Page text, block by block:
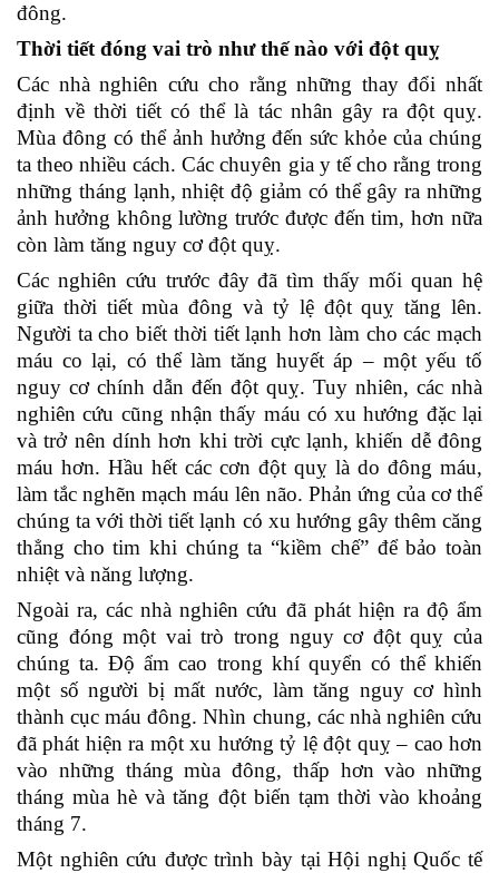
đông.
Thời tiết đóng vai trò như thế nào với đột quỵ
Các nhà nghiên cứu cho rằng những thay đổi nhất
định về thời tiết có thể là tác nhân gây ra đột quỵ.
Mùa đông có thể ảnh hưởng đến sức khỏe của chúng
ta theo nhiều cách. Các chuyên gia y tế cho rằng trong
những tháng lạnh, nhiệt độ giảm có thể gây ra những
ảnh hưởng không lường trước được đến tim, hơn nữa
còn làm tăng nguy cơ đột quỵ.
Các nghiên cứu trước đây đã tìm thấy mối quan hệ
giữa thời tiết mùa đông và tỷ lệ đột quỵ tăng lên.
Người ta cho biết thời tiết lạnh hơn làm cho các mạch
máu co lại, có thể làm tăng huyết áp – một yếu tố
nguy cơ chính dẫn đến đột quỵ. Tuy nhiên, các nhà
nghiên cứu cũng nhận thấy máu có xu hướng đặc lại
và trở nên dính hơn khi trời cực lạnh, khiến dễ đông
máu hơn. Hầu hết các cơn đột quỵ là do đông máu,
làm tắc nghẽn mạch máu lên não. Phản ứng của cơ thể
chúng ta với thời tiết lạnh có xu hướng gây thêm căng
thẳng cho tim khi chúng ta “kiềm chế” để bảo toàn
nhiệt và năng lượng.
Ngoài ra, các nhà nghiên cứu đã phát hiện ra độ ẩm
cũng đóng một vai trò trong nguy cơ đột quỵ của
chúng ta. Độ ẩm cao trong khí quyển có thể khiến
một số người bị mất nước, làm tăng nguy cơ hình
thành cục máu đông. Nhìn chung, các nhà nghiên cứu
đã phát hiện ra một xu hướng tỷ lệ đột quỵ – cao hơn
vào những tháng mùa đông, thấp hơn vào những
tháng mùa hè và tăng đột biến tạm thời vào khoảng
tháng 7.
Một nghiên cứu được trình bày tại Hội nghị Quốc tế